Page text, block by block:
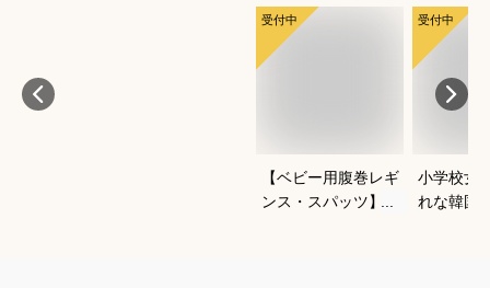
受付中
【ベビー用腹巻レギ
ンス・スパッツ】よ
受付中
小学校女
れな韓国